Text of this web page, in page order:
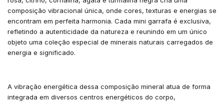
composição vibracional única, onde cores, texturas e energias se
encontram em perfeita harmonia. Cada mini garrafa é exclusiva,
refletindo a autenticidade da natureza e reunindo em um único
objeto uma coleção especial de minerais naturais carregados de
energia e significado.
A vibração energética dessa composição mineral atua de forma
integrada em diversos centros energéticos do corpo,